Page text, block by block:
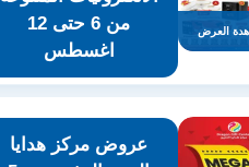
العرض
من 6 حتى 12
اغسطس
عروض مركز هدايا